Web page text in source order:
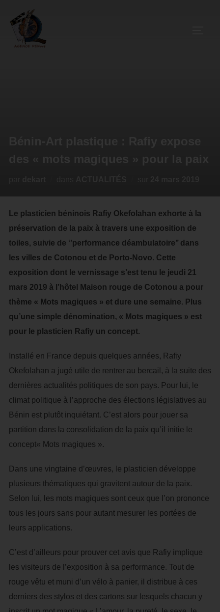
Le plasticien béninois Rafiy Okefolahan exhorte à la
préservation de la paix à travers une exposition de
toiles, suivie de ‘’performance déambulatoire’’ dans
les villes de Cotonou et de Porto-Novo. Cette
exposition dont le vernissage s’est tenu le jeudi 21
mars 2019 à l’hôtel Maison rouge de Cotonou a pour
thème « Mots magiques » et dure une semaine. Plus
qu’une simple dénomination, « Mots magiques » est
pour le plasticien Rafiy un concept.
Installé en France depuis quelques années, Rafiy
Okefolahan a jugé utile de rentrer au bercail, à la suite des
dernières actualités politiques de son pays. Pour lui, le
climat politique à l’approche des élections législatives au
Bénin est plutôt inquiétant. C’est alors pour jouer sa
partition dans la consolidation de la paix qu’il initie le
concept« Mots magiques ».
Dans une vingtaine d’œuvres, le plasticien développe
plusieurs thématiques qui gravitent autour de la paix.
Selon lui, les mots magiques sont ceux que l’on prononce
tous les jours sans pour autant mesurer les portées de
leurs applications.
C’est d’ailleurs pour prouver cet avis que Rafiy implique
les visiteurs de l’exposition à sa performance. Tout de
rouge vêtu et muni d’un vélo à panier, il distribue à ces
derniers des stylos et des cartons sur lesquels chacun y